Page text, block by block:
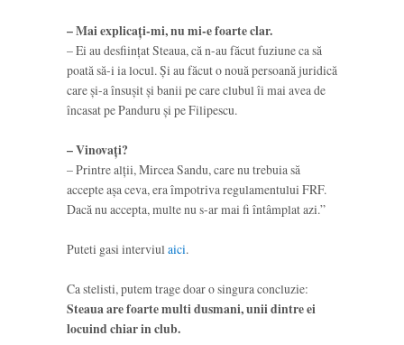
– Mai explicaţi-mi, nu mi-e foarte clar.
–Ei au desfiinţat Steaua, că n-au făcut fuziune ca să
poată să-i ia locul. Şi au făcut o nouă persoană juridică
care şi-a însuşit şi banii pe care clubul îi mai avea de
încasat pe Panduru şi pe Filipescu.
– Vinovaţi?
– Printre alţii,Mircea Sandu,care nu trebuia să
accepte aşa ceva, era împotriva regulamentului FRF.
Dacă nu accepta, multe nu s-ar mai fi întâmplat azi.”
Puteti gasi interviulaici.
Ca stelisti, putem trage doar o singura concluzie:
Steaua are foarte multi dusmani, unii dintre ei
locuind chiar in club.